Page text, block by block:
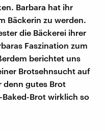
Barbara hat ihr
Bäckerin zu werden.
die Bäckerei ihrer
Faszination zum
berichtet uns
Brotsehnsucht auf
denn gutes Brot
Brot wirklich so